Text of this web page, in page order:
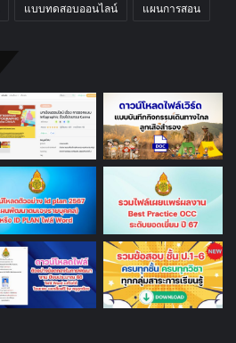
แบบทดสอบออนไลน์ แผนการสอน